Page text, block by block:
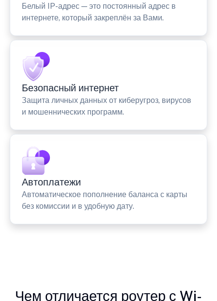
Белый IP-адрес — это постоянный адрес в
интернете, который закреплён за Вами.
Безопасный интернет
Защита личных данных от киберугроз, вирусов
и мошеннических программ.
Автоплатежи
Автоматическое пополнение баланса с карты
без комиссии и в удобную дату.
Чем отличается роутер с Wi-